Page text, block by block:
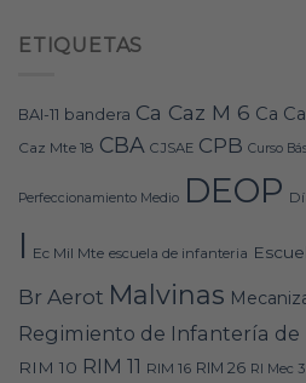
ETIQUETAS
BAI-11 bandera Ca Caz M 6 Ca
Caz Mte 18 CBA CJSAE CPB Curso
Perfeccionamiento Medio DEOP
I Ec Mil Mte escuela de infanteria
Br Aerot Malvinas
Regimiento de Infantería de
RIM 10 RIM 11 RIM 16 RIM 26 RI Mec 3